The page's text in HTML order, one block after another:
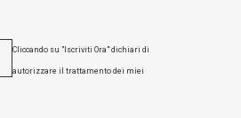
Cliccando su "Iscriviti Ora" dichiari di
autorizzare il trattamento dei miei